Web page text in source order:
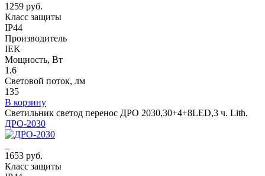
1259 руб.
Класс защиты
IP44
Производитель
IEK
Мощность, Вт
1.6
Световой поток, лм
135
В корзину
Светильник светод перенос ДРО 2030,30+4+8LED,3 ч. Lith.
ДРО-2030
1653 руб.
Класс защиты